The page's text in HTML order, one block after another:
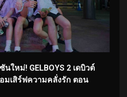
นใหม่! GELBOYS 2 เดบิวต์
มเสิร์ฟความคลั่งรัก ตอน